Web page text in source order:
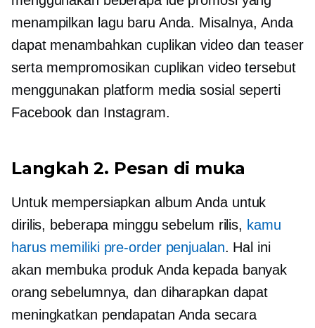
menampilkan lagu baru Anda. Misalnya, Anda
dapat menambahkan cuplikan video dan teaser
serta mempromosikan cuplikan video tersebut
menggunakan platform media sosial seperti
Facebook dan Instagram.
Langkah 2. Pesan di muka
Untuk mempersiapkan album Anda untuk
dirilis, beberapa minggu sebelum rilis, kamu
harus memiliki pre-orderpenjualan. Hal ini
akan membuka produk Anda kepada banyak
orang sebelumnya, dan diharapkan dapat
meningkatkan pendapatan Anda secara